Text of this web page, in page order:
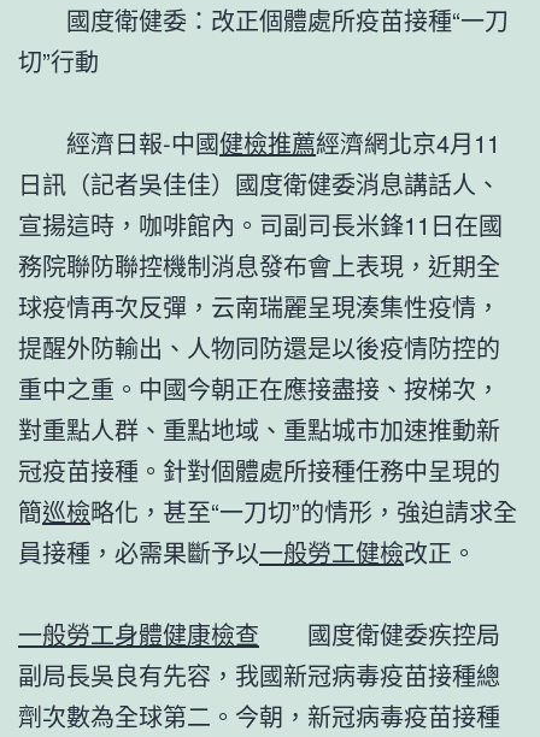
國度衛健委：改正個體處所疫苗接種“一刀
切”行動
經濟日報-中國健檢推薦經濟網北京4月11
日訊（記者吳佳佳）國度衛健委消息講話人、
宣揚這時，咖啡館內。司副司長米鋒11日在國
務院聯防聯控機制消息發布會上表現，近期全
球疫情再次反彈，云南瑞麗呈現湊集性疫情，
提醒外防輸出、人物同防還是以後疫情防控的
重中之重。中國今朝正在應接盡接、按梯次，
對重點人群、重點地域、重點城市加速推動新
冠疫苗接種。針對個體處所接種任務中呈現的
簡巡檢略化，甚至“一刀切”的情形，強迫請求全
員接種，必需果斷予以一般勞工健檢改正。
一般勞工身體健康檢查 國度衛健委疾控局
副局長吳良有先容，我國新冠病毒疫苗接種總
劑次數為全球第二。今朝，新冠病毒疫苗接種